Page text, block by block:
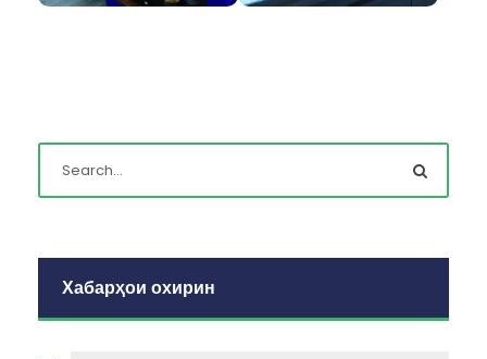
Хабарҳои охирин